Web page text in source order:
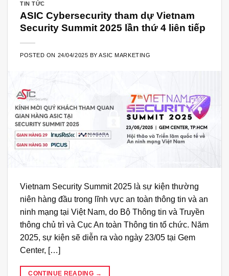
TIN TỨC
ASIC Cybersecurity tham dự Vietnam
Security Summit 2025 lần thứ 4 liên tiếp
POSTED ON 24/04/2025 BYASIC MARKETING
Vietnam Security Summit 2025 là sự kiện thường
niên hàng đầu trong lĩnh vực an toàn thông tin và an
ninh mạng tại Việt Nam, do Bộ Thông tin và Truyền
thông chủ trì và Cục An toàn Thông tin tổ chức. Năm
2025, sự kiện sẽ diễn ra vào ngày 23/05 tại Gem
Center, […]
CONTINUE READING →